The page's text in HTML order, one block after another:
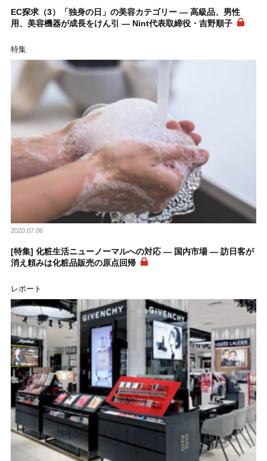
EC探求（3）「独身の日」の美容カテゴリー ― 高級品、男性
用、美容機器が成長をけん引 ― Nint代表取締役・吉野順子
特集
2020.07.06
[特集] 化粧生活ニューノーマルへの対応 ― 国内市場 ― 訪日客が
消え頼みは化粧品販売の原点回帰
レポート